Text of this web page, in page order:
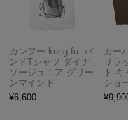
カンフー kung fu. バ
ンドTシャツ ダイナ
ソージュニア グリー
ンマインド
¥6,600
カー
リラ
ト
ショ
¥